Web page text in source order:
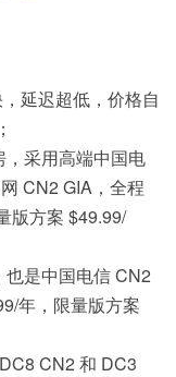
延迟超低，价格自
采用高端中国电
CN2 GIA，全程
版方案 $49.99/
是中国电信 CN2
年，限量版方案
CN2 和 DC3